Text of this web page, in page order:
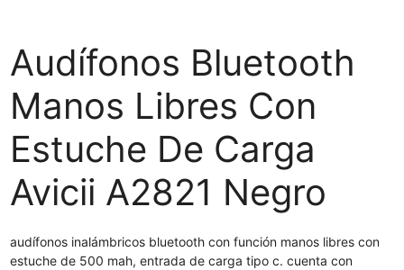
Audífonos Bluetooth
Manos Libres Con
Estuche De Carga
Avicii A2821 Negro
audífonos inalámbricos bluetooth con función manos libres con
estuche de 500 mah, entrada de carga tipo c. cuenta con